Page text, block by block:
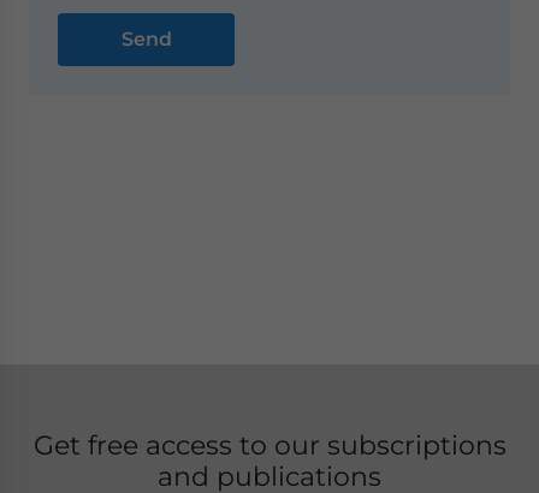
Get free access to our subscriptions
and publications